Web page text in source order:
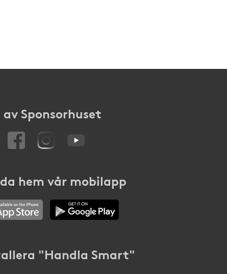
av Sponsorhuset
hem vår mobilapp
"Handla Smart"